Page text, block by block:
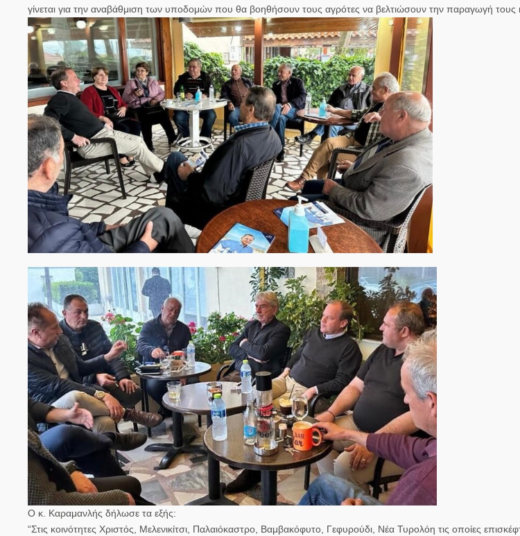
γίνεται για την αναβάθμιση των υποδομών που θα βοηθήσουν τους αγρότες να βελτιώσουν την παραγωγή τους
Ο κ. Καραμανλής δήλωσε τα εξής:
“Στις κοινότητες Χριστός, Μελενικίτσι, Παλαιόκαστρο, Βαμβακόφυτο, Γεφυρούδι, Νέα Τυρολόη τις οποίες